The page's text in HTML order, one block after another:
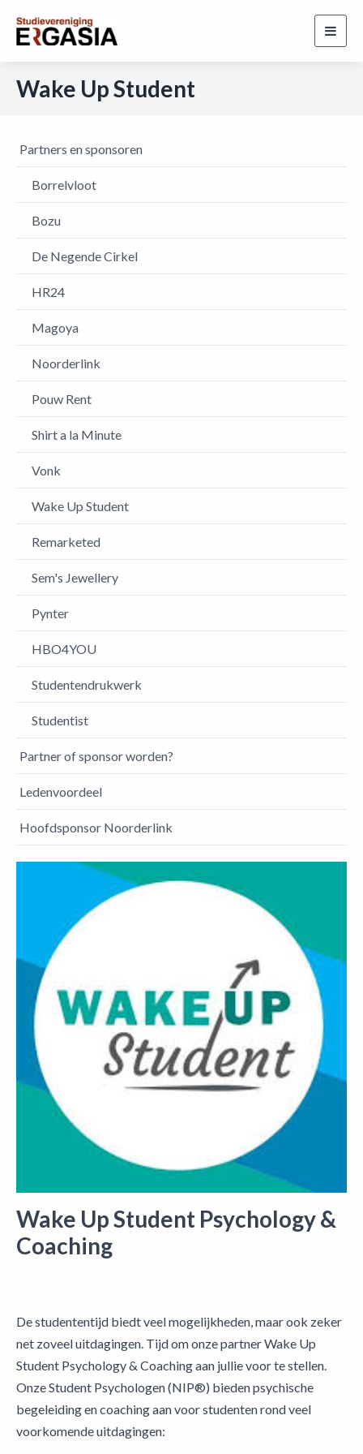
Wake Up Student
Partners en sponsoren
Borrelvloot
Bozu
De Negende Cirkel
HR24
Magoya
Noorderlink
Pouw Rent
Shirt a la Minute
Vonk
Wake Up Student
Remarketed
Sem's Jewellery
Pynter
HBO4YOU
Studentendrukwerk
Studentist
Partner of sponsor worden?
Ledenvoordeel
Hoofdsponsor Noorderlink
Wake Up Student Psychology &
Coaching
De studententijd biedt veel mogelijkheden, maar ook zeker
net zoveel uitdagingen. Tijd om onze partner Wake Up
Student Psychology & Coaching aan jullie voor te stellen.
Onze Student Psychologen (NIP®) bieden psychische
begeleiding en coaching aan voor studenten rond veel
voorkomende uitdagingen: